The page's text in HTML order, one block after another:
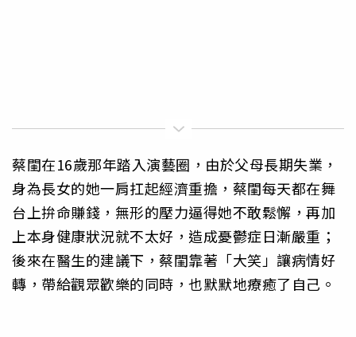
蔡閨在16歲那年踏入演藝圈，由於父母長期失業，
身為長女的她一肩扛起經濟重擔，蔡閨每天都在舞
台上拚命賺錢，無形的壓力逼得她不敢鬆懈，再加
上本身健康狀況就不太好，造成憂鬱症日漸嚴重；
後來在醫生的建議下，蔡閨靠著「大笑」讓病情好
轉，帶給觀眾歡樂的同時，也默默地療癒了自己。